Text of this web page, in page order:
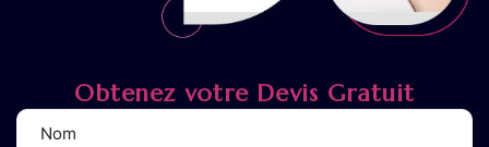
Obtenez votre Devis Gratuit